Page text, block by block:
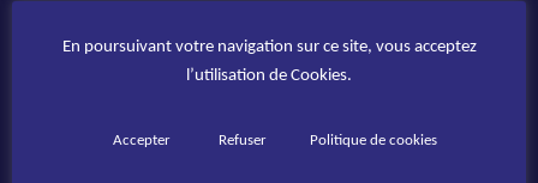
Rethel
PUBLIÉ LE29 FÉVRIER 2016
En poursuivant votre navigation sur ce site, vous acceptez
l’utilisation de Cookies.
Accepter Refuser Politique de cookies